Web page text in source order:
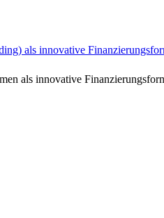
als innovative
als innovative